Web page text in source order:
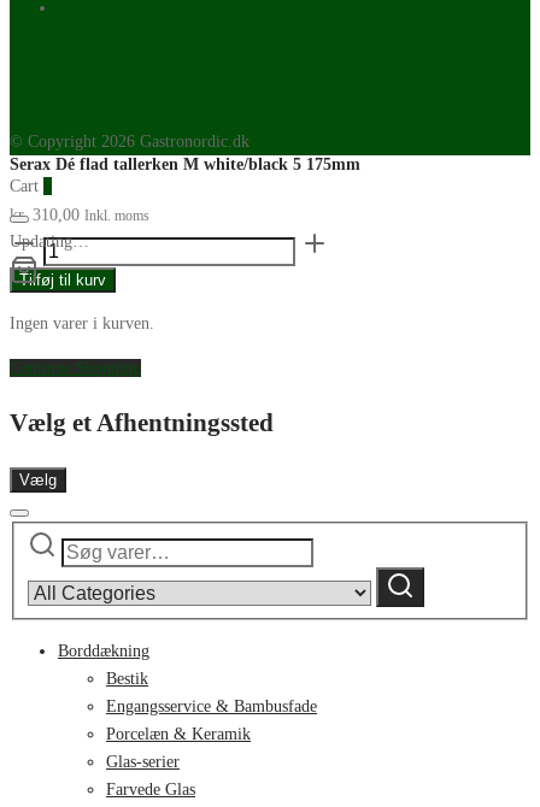
Serax Dé flad tallerken M white/black 5 175mm
kr.310,00 Inkl. moms
Serax
Dé
flad
tallerken
white/black
175mm
Tilføj til kurv
© Copyright 2026 Gastronordic.dk
Cart
Updating…
Ingen varer i kurven.
Continue Shopping
Vælg et Afhentningssted
Vælg
Søg
category:
Søg
Borddækning
Bestik
Engangsservice & Bambusfade
Porcelæn & Keramik
Glas-serier
Farvede Glas